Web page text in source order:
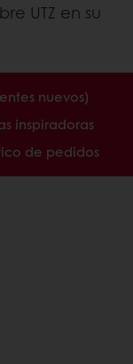
UTZ en su
nuevos)
inspiradoras
de pedidos